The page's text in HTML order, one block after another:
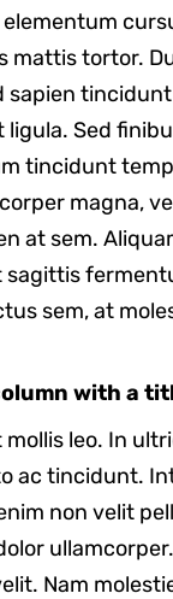
elementum
mattis tortor.
sapien
Sed
tincidunt
magna,
at sem.
sagittis
sem, at
with a
mollis leo. In
ac tincidunt.
non velit
Nam